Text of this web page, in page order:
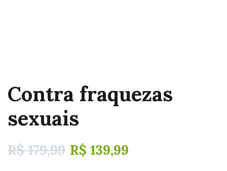
Contra fraquezas
sexuais
R$179,99 R$ 139,99